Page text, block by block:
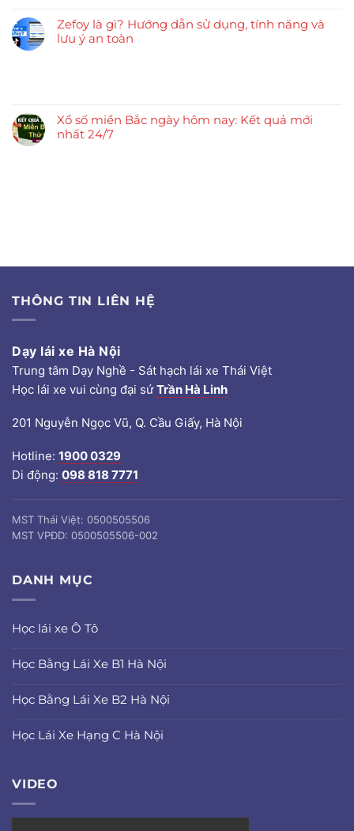
Zefoy là gì? Hướng dẫn sử dụng, tính năng và
lưu ý an toàn
Xổ số miền Bắc ngày hôm nay: Kết quả mới
nhất 24/7
THÔNG TIN LIÊN HỆ
Dạy lái xe Hà Nội
Trung tâm Dạy Nghề - Sát hạch lái xe Thái Việt
Học lái xe vui cùng đại sứTrần Hà Linh
201 Nguyễn Ngọc Vũ, Q. Cầu Giấy, Hà Nội
Hotline: 1900 0329
Di động: 098 818 7771
MST Thái Việt: 0500505506
MST VPĐD: 0500505506-002
DANH MỤC
Học lái xe Ô Tô
Học Bằng Lái Xe B1 Hà Nội
Học Bằng Lái Xe B2 Hà Nội
Học Lái Xe Hạng C Hà Nội
VIDEO